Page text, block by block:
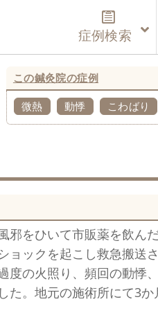
症例検索
この鍼灸院の症例
微熱 動悸 こわばり
邪をひいて市販薬を飲ん
ョックを起こし救急搬送さ
度の火照り、頻回の動悸
た。地元の施術所にて3